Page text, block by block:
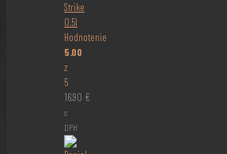
Strike
0,5l
Hodnotenie
5.00
z
5
16,90 €
s
DPH